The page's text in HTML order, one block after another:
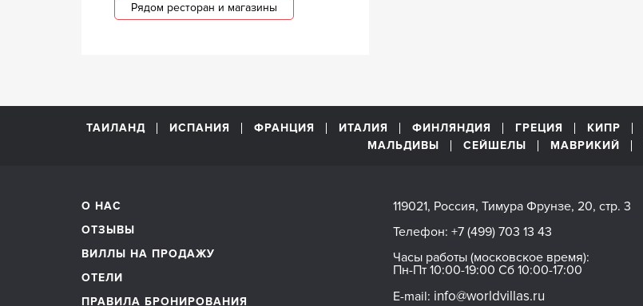
Рядом ресторан и магазины
ТАИЛАНД ИСПАНИЯ ФРАНЦИЯ ИТАЛИЯ ФИНЛЯНДИЯ ГРЕЦИЯ КИПР
МАЛЬДИВЫ
СЕЙШЕЛЫ МАВРИКИЙ
О НАС
ОТЗЫВЫ
ВИЛЛЫ НА ПРОДАЖУ
ОТЕЛИ
ПРАВИЛА БРОНИРОВАНИЯ
119021, Россия, Тимура Фрунзе, 20, стр. 3
Телефон: +7 (499) 703 13 43
Часы работы (московское время):
Пн-Пт 10:00-19:00 Сб 10:00-17:00
E-mail: info@worldvillas.ru